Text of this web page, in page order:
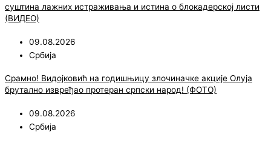
суштина лажних истраживања и истина о блокадерској листи
(ВИДЕО)
09.08.2026
Србија
Срамно! Видојковић на годишњицу злочиначке акције Олуја
брутално извређао протеран српски народ! (ФОТО)
09.08.2026
Србија